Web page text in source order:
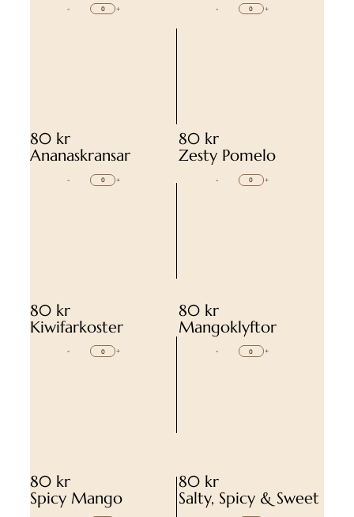
- + - +
80 kr
Ananaskransar
- +
80 kr
Zesty Pomelo
- +
80 kr
Kiwifarkoster
- +
80 kr
Mangoklyftor
- +
80 kr
Spicy Mango
80 kr
Salty, Spicy & Sweet